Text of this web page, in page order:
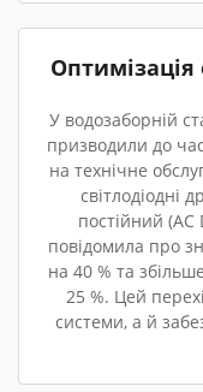
У водозаборній
призводили до
на технічне
світлодіодні
постійний
повідомила про
на 40 % та
25 %. Цей
системи, а й